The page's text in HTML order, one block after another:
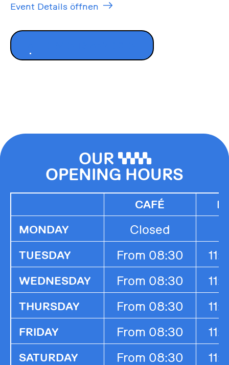
Event Details öffnen
OUR 0000
OPENING HOURS
CAFÉ
MONDAY Closed
TUESDAY From 08:30
WEDNESDAY From 08:30
THURSDAY From 08:30
FRIDAY From 08:30
SATURDAY From 08:30